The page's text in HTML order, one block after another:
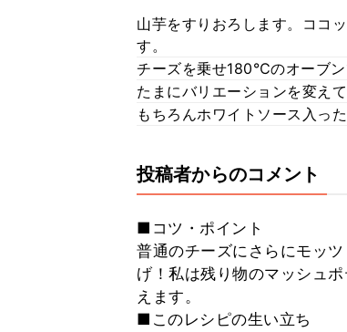
山芋をすりおろします。ココ
す。
チーズを乗せ180℃のオーブン
たまにバリエーションを変え
もちろんホワイトソース入っ
投稿者からのコメント
■コツ・ポイント
普通のチーズにさらにモッ
げ！私は残り物のマッシュ
えます。
■このレシピの生い立ち